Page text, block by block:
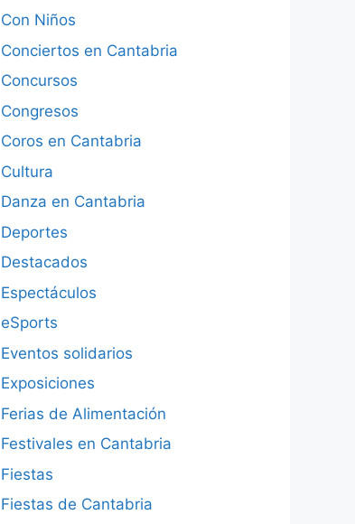
Con Niños
Conciertos en Cantabria
Concursos
Congresos
Coros en Cantabria
Cultura
Danza en Cantabria
Deportes
Destacados
Espectáculos
eSports
Eventos solidarios
Exposiciones
Ferias de Alimentación
Festivales en Cantabria
Fiestas
Fiestas de Cantabria